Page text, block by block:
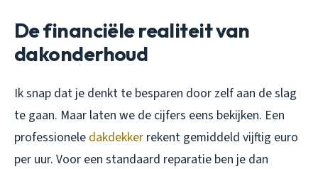
De financiële realiteit van
dakonderhoud
Ik snap dat je denkt te besparen door zelf aan de slag
te gaan. Maar laten we de cijfers eens bekijken. Een
professionele dakdekker rekent gemiddeld vijftig euro
per uur. Voor een standaard reparatie ben je dan